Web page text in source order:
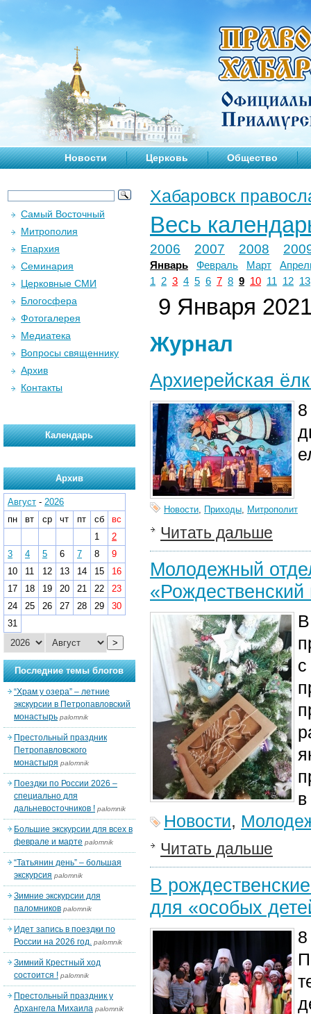
Новости Церковь Общество
Хабаровск
Весь
2006 2007 2008
Январь Февраль Март
1
2 3 4 5 6 7 8 9 10 11 12 13
9 Января 2021
Журнал
Архиерейская
Новости, Приходы, Митрополит
Читать дальше
Молодежный
«Рождественский
Новости,
Читать дальше
В
для «особых
Самый Восточный
Митрополия
Епархия
Семинария
Церковные СМИ
Блогосфера
Фотогалерея
Медиатека
Вопросы священнику
Архив
Контакты
Календарь
Архив
Август - 2026
пн
вт ср чт пт сб
вс
1
2
3
4 5 6 7 8
9
10
11 12 13 14 15
16
17
18 19 20 21 22
23
24
25 26 27 28 29
30
31
>
Последние темы блогов
“Храм у озера” – летние
экскурсии в Петропавловский
монастырь palomnik
Престольный праздник
Петропавловского
монастыря palomnik
Поездки по России 2026 –
специально для
дальневосточников ! palomnik
Большие экскурсии для всех в
феврале и марте palomnik
“Татьянин день” – большая
экскурсия palomnik
Зимние экскурсии для
паломников palomnik
Идет запись в поездки по
России на 2026 год. palomnik
Зимний Крестный ход
состоится ! palomnik
Престольный праздник у
Архангела Михаила palomnik